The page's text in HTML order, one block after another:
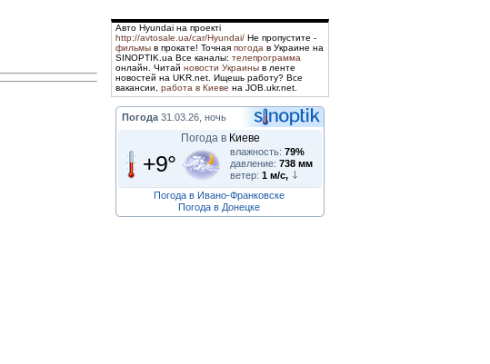
Авто Hyundai на проекті
http://avtosale.ua/car/Hyundai/ Не пропустите -
фильмы в прокате! Точная погода в Украине на
SINOPTIK.ua Все каналы: телепрограмма
онлайн. Читай новости Украины в ленте
новостей на UKR.net. Ищешь работу? Все
вакансии, работа в Киеве на JOB.ukr.net.
Погода 31.03.26, ночь
Погода в Киеве
+9° влажность: 79%
давление: 738 мм
ветер: 1 м/с,
Погода в Ивано-Франковске
Погода в Донецке